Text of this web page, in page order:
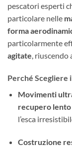
pescatori esperti
particolare nelle
forma
particolarmente
agitate ,
Perché Scegliere
Movimenti
recupero lento
l’esca
Costruzione